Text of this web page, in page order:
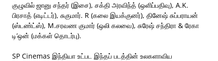
குழுவில் ஜானு சந்தர் (இசை), சக்தி அரவிந்த் (ஒளிப்பதிவு), A.K.
பிரசாத் (எடிட்டர்), சுகுமார். R (கலை இயக்குனர்), தினேஷ் சுப்பராயன்
(ஸ்டண்ட்ஸ்), M.சரவண குமார் (ஒலி கலவை), சுரேஷ் சந்திரா & ரேகா
டி’ஒன் (மக்கள் தொடர்பு).
SP Cinemas இந்தியா உட்பட இந்தப் படத்தின் உலகளாவிய